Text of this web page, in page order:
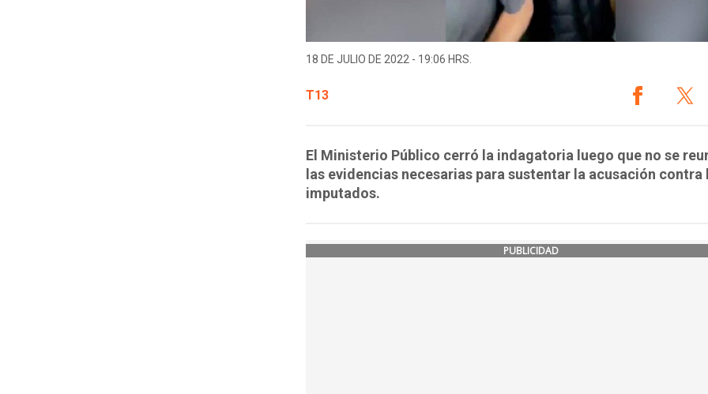
18 DE JULIO DE 2022 - 19:06 HRS.
T13
El Ministerio Público cerró la indagatoria luego que no se
las evidencias necesarias para sustentar la acusación contra
imputados.
PUBLICIDAD